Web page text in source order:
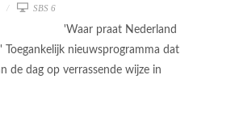
SBS 6
'Waar praat Nederland
Toegankelijk nieuwsprogramma dat
de dag op verrassende wijze in